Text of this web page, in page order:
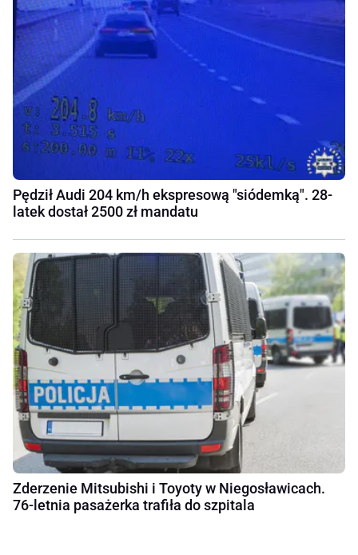
Pędził Audi 204 km/h ekspresową "siódemką". 28-
latek dostał 2500 zł mandatu
Zderzenie Mitsubishi i Toyoty w Niegosławicach.
76-letnia pasażerka trafiła do szpitala